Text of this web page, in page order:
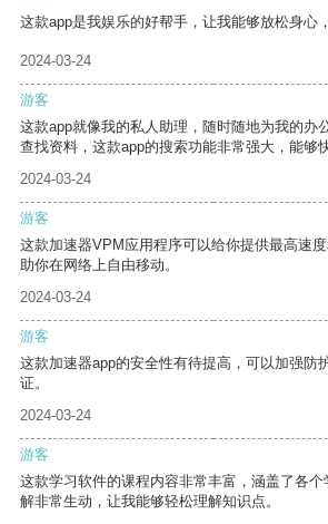
这款app是我娱乐的好帮手，让我能够放松身心
2024-03-24
游客
这款app就像我的私人助理，随时随地为我的办
查找资料，这款app的搜索功能非常强大，能够
2024-03-24
游客
这款加速器VPM应用程序可以给你提供最高速
助你在网络上自由移动。
2024-03-24
游客
这款加速器app的安全性有待提高，可以加强防
证。
2024-03-24
游客
这款学习软件的课程内容非常丰富，涵盖了各
解非常生动，让我能够轻松理解知识点。